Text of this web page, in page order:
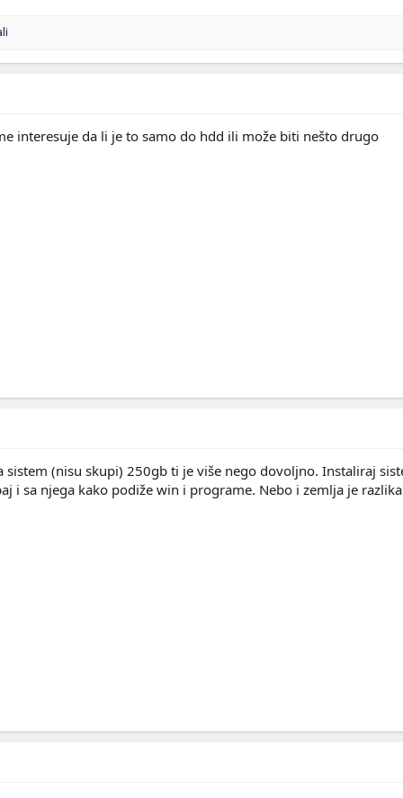
interesuje da li je to samo do hdd ili može biti nešto drugo
sistem (nisu skupi) 250gb ti je više nego dovoljno. Instaliraj
i sa njega kako podiže win i programe. Nebo i zemlja je